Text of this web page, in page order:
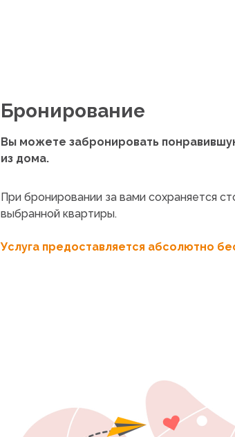
Бронирование
Вы можете забронировать
из дома.
При бронировании за вами сохраняется
выбранной квартиры.
Услуга предоставляется абсолютно